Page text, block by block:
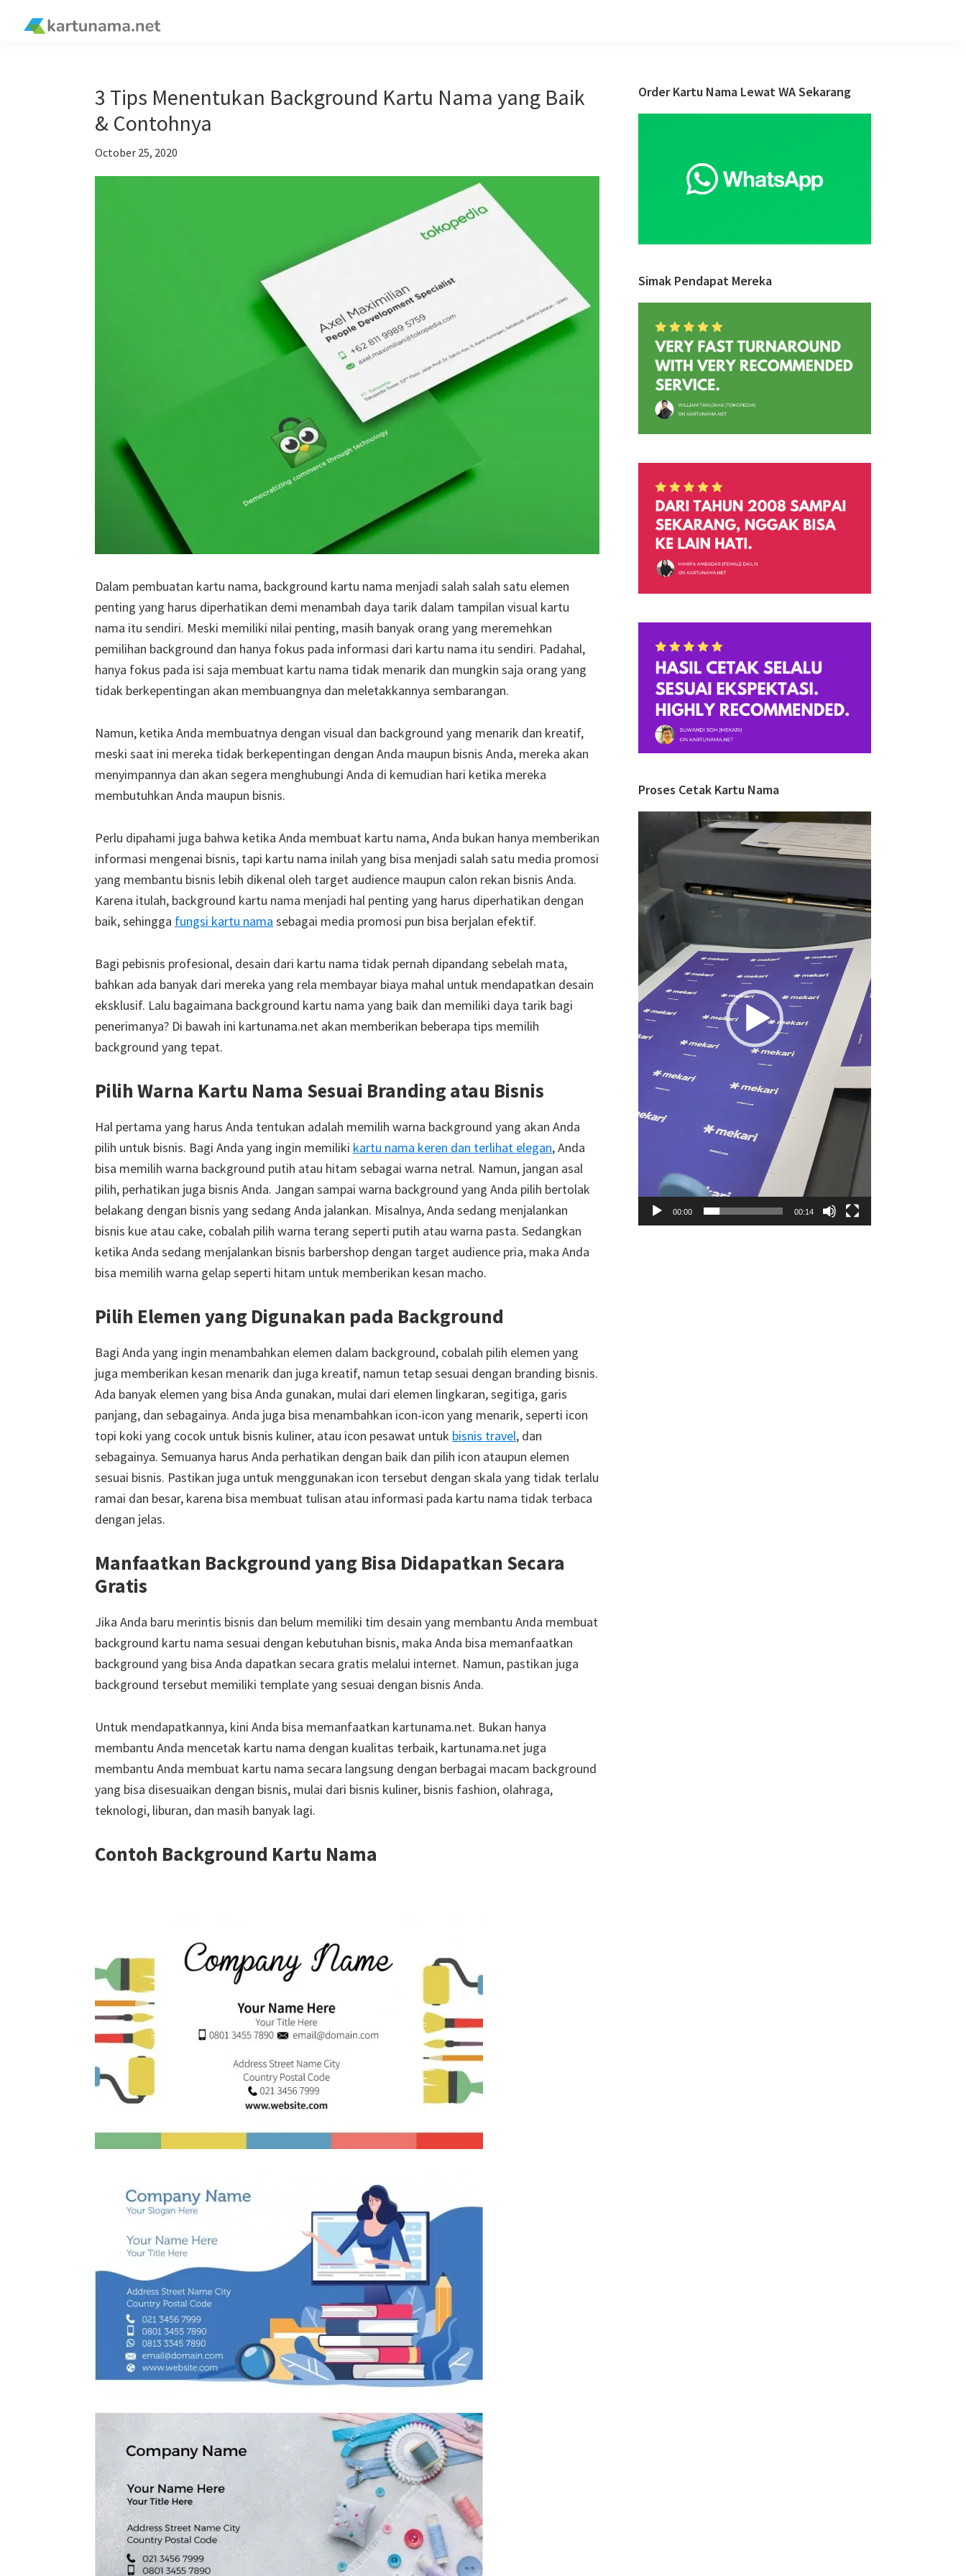
3 Tips Menentukan Background Kartu Nama yang Baik
& Contohnya
October 25, 2020
Dalam pembuatan kartu nama, background kartu nama menjadi salah salah satu elemen
penting yang harus diperhatikan demi menambah daya tarik dalam tampilan visual kartu
nama itu sendiri. Meski memiliki nilai penting, masih banyak orang yang meremehkan
pemilihan background dan hanya fokus pada informasi dari kartu nama itu sendiri. Padahal,
hanya fokus pada isi saja membuat kartu nama tidak menarik dan mungkin saja orang yang
tidak berkepentingan akan membuangnya dan meletakkannya sembarangan.
Namun, ketika Anda membuatnya dengan visual dan background yang menarik dan kreatif,
meski saat ini mereka tidak berkepentingan dengan Anda maupun bisnis Anda, mereka akan
menyimpannya dan akan segera menghubungi Anda di kemudian hari ketika mereka
membutuhkan Anda maupun bisnis.
Perlu dipahami juga bahwa ketika Anda membuat kartu nama, Anda bukan hanya memberikan
informasi mengenai bisnis, tapi kartu nama inilah yang bisa menjadi salah satu media promosi
yang membantu bisnis lebih dikenal oleh target audience maupun calon rekan bisnis Anda.
Karena itulah, background kartu nama menjadi hal penting yang harus diperhatikan dengan
baik, sehingga fungsi kartu nama sebagai media promosi pun bisa berjalan efektif.
Bagi pebisnis profesional, desain dari kartu nama tidak pernah dipandang sebelah mata,
bahkan ada banyak dari mereka yang rela membayar biaya mahal untuk mendapatkan desain
eksklusif. Lalu bagaimana background kartu nama yang baik dan memiliki daya tarik bagi
penerimanya? Di bawah ini kartunama.net akan memberikan beberapa tips memilih
background yang tepat.
Pilih Warna Kartu Nama Sesuai Branding atau Bisnis
Hal pertama yang harus Anda tentukan adalah memilih warna background yang akan Anda
pilih untuk bisnis. Bagi Anda yang ingin memiliki kartu nama keren dan terlihat elegan, Anda
bisa memilih warna background putih atau hitam sebagai warna netral. Namun, jangan asal
pilih, perhatikan juga bisnis Anda. Jangan sampai warna background yang Anda pilih bertolak
belakang dengan bisnis yang sedang Anda jalankan. Misalnya, Anda sedang menjalankan
bisnis kue atau cake, cobalah pilih warna terang seperti putih atau warna pasta. Sedangkan
ketika Anda sedang menjalankan bisnis barbershop dengan target audience pria, maka Anda
bisa memilih warna gelap seperti hitam untuk memberikan kesan macho.
Pilih Elemen yang Digunakan pada Background
Bagi Anda yang ingin menambahkan elemen dalam background, cobalah pilih elemen yang
juga memberikan kesan menarik dan juga kreatif, namun tetap sesuai dengan branding bisnis.
Ada banyak elemen yang bisa Anda gunakan, mulai dari elemen lingkaran, segitiga, garis
panjang, dan sebagainya. Anda juga bisa menambahkan icon-icon yang menarik, seperti icon
topi koki yang cocok untuk bisnis kuliner, atau icon pesawat untuk bisnis travel, dan
sebagainya. Semuanya harus Anda perhatikan dengan baik dan pilih icon ataupun elemen
sesuai bisnis. Pastikan juga untuk menggunakan icon tersebut dengan skala yang tidak terlalu
ramai dan besar, karena bisa membuat tulisan atau informasi pada kartu nama tidak terbaca
dengan jelas.
Manfaatkan Background yang Bisa Didapatkan Secara
Gratis
Jika Anda baru merintis bisnis dan belum memiliki tim desain yang membantu Anda membuat
background kartu nama sesuai dengan kebutuhan bisnis, maka Anda bisa memanfaatkan
background yang bisa Anda dapatkan secara gratis melalui internet. Namun, pastikan juga
background tersebut memiliki template yang sesuai dengan bisnis Anda.
Untuk mendapatkannya, kini Anda bisa memanfaatkan kartunama.net. Bukan hanya
membantu Anda mencetak kartu nama dengan kualitas terbaik, kartunama.net juga
membantu Anda membuat kartu nama secara langsung dengan berbagai macam background
yang bisa disesuaikan dengan bisnis, mulai dari bisnis kuliner, bisnis fashion, olahraga,
teknologi, liburan, dan masih banyak lagi.
Contoh Background Kartu Nama
Primary
Sidebar
Order Kartu Nama Lewat WA Sekarang
Simak Pendapat Mereka
Proses Cetak Kartu Nama
00:00 00:14